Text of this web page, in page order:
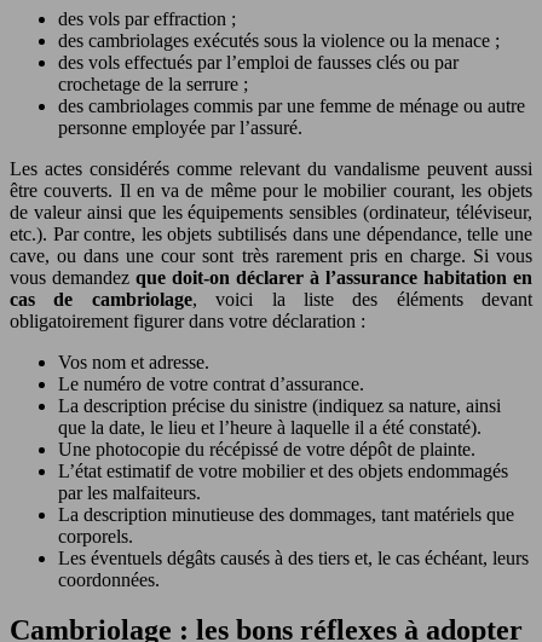
des vols par effraction ;
des cambriolages exécutés sous la violence ou la menace ;
des vols effectués par l’emploi de fausses clés ou par
crochetage de la serrure ;
des cambriolages commis par une femme de ménage ou autre
personne employée par l’assuré.
Les actes considérés comme relevant du vandalisme peuvent aussi
être couverts. Il en va de même pour le mobilier courant, les objets
de valeur ainsi que les équipements sensibles (ordinateur, téléviseur,
etc.). Par contre, les objets subtilisés dans une dépendance, telle une
cave, ou dans une cour sont très rarement pris en charge. Si vous
vous demandez que doit-on déclarer à l’assurance habitation en
cas de cambriolage, voici la liste des éléments devant
obligatoirement figurer dans votre déclaration :
Vos nom et adresse.
Le numéro de votre contrat d’assurance.
La description précise du sinistre (indiquez sa nature, ainsi
que la date, le lieu et l’heure à laquelle il a été constaté).
Une photocopie du récépissé de votre dépôt de plainte.
L’état estimatif de votre mobilier et des objets endommagés
par les malfaiteurs.
La description minutieuse des dommages, tant matériels que
corporels.
Les éventuels dégâts causés à des tiers et, le cas échéant, leurs
coordonnées.
Cambriolage : les bons réflexes à adopter